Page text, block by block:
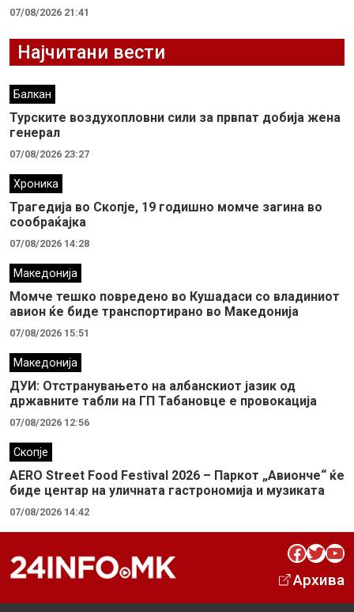
07/08/2026 21:41
Најчитани вести
Балкан
Турските воздухопловни сили за првпат добија жена
генерал
07/08/2026 23:27
Хроника
Трагедија во Скопје, 19 годишно момче загина во
сообраќајка
07/08/2026 14:28
Македонија
Момче тешко повредено во Кушадаси со владиниот
авион ќе биде транспортирано во Македонија
07/08/2026 15:51
Македонија
ДУИ: Отстранувањето на албанскиот јазик од
државните табли на ГП Табановце е провокација
07/08/2026 12:56
Скопје
AERO Street Food Festival 2026 – Паркот „Авионче“ ќе
биде центар на уличната гастрономија и музиката
07/08/2026 14:42
Facebook Twitter YouTube
Архива